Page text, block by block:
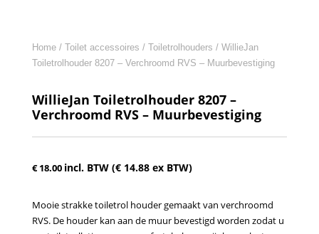
Home/ Toilet accessoires / Toiletrolhouders / WillieJan
Toiletrolhouder 8207 – Verchroomd RVS – Muurbevestiging
WillieJan Toiletrolhouder 8207 –
Verchroomd RVS – Muurbevestiging
€18.00 incl. BTW (€14.88ex BTW)
Mooie strakke toiletrol houder gemaakt van verchroomd
RVS. De houder kan aan de muur bevestigd worden zodat u